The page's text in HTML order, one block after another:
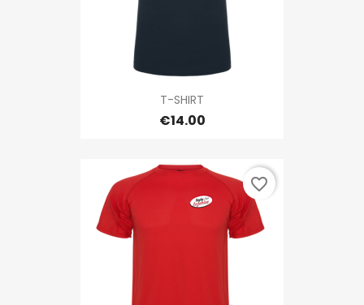
T-SHIRT
€14.00
favorite_border